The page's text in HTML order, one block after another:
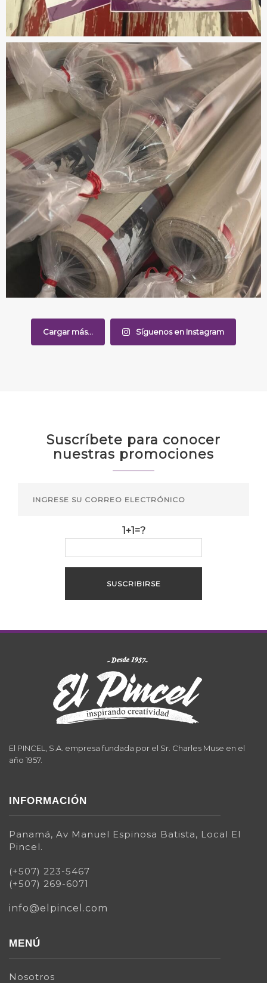
Cargar más... Síguenos en Instagram
Suscríbete para conocer
nuestras promociones
1+1=?
El PINCEL, S.A. empresa fundada por el Sr. Charles Muse en el
año 1957.
INFORMACIÓN
Panamá, Av Manuel Espinosa Batista, Local El
Pincel.
(+507) 223-5467
(+507) 269-6071
info@elpincel.com
MENÚ
Nosotros